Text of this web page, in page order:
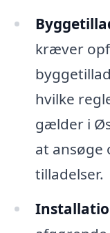
kræver
hvilke
gælder i
at ansøge
tilladelser.